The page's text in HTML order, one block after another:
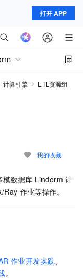
打开 APP
计算引擎
ETL资源组
我的收藏
模数据库 Lindorm 计
作业等操作。
作业开发实践、
。